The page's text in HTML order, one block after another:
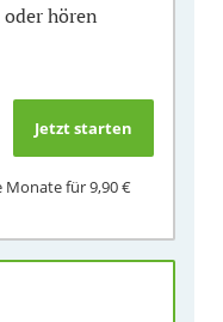
hören
Monate für9,90 €